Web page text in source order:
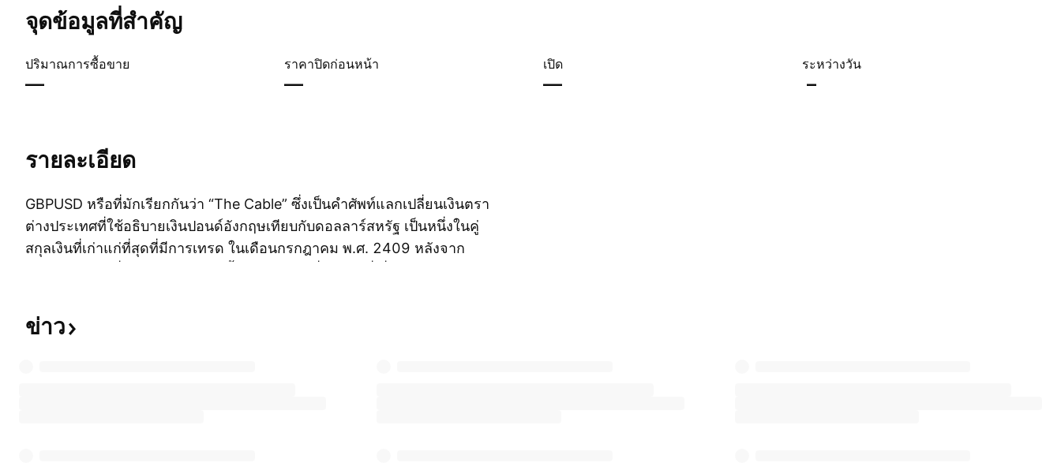
จุดข้อมูลที่สำคัญ
ปริมาณการซื้อขาย
—
ราคาปิดก่อนหน้า
—
เปิด
—
ระหว่างวัน
–
รายละเอียด
GBPUSD หรือที่มักเรียกกันว่า “The Cable” ซึ่งเป็นคำศัพท์แลกเปลี่ยนเงินตรา
ต่างประเทศที่ใช้อธิบายเงินปอนด์อังกฤษเทียบกับดอลลาร์สหรัฐ เป็นหนึ่งในคู่
สกุลเงินที่เก่าแก่ที่สุดที่มีการเทรด ในเดือนกรกฎาคม พ.ศ. 2409 หลังจาก
และนิวยอร์ก สายเคเบิลใยแก้วนำแสงที่มาพร้อมกับดาวเทียมจัดการการ
สื่อสารข้ามมหาสมุทรแอตแลนติกในปัจจุบัน
ข่าว